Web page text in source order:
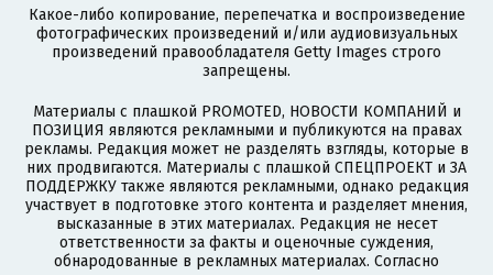
Какое-либо копирование, перепечатка и воспроизведение
фотографических произведений и/или аудиовизуальных
произведений правообладателя Getty Images строго
запрещены.
Материалы с плашкой PROMOTED, НОВОСТИ КОМПАНИЙ и
ПОЗИЦИЯ являются рекламными и публикуются на правах
рекламы. Редакция может не разделять взгляды, которые в
них продвигаются. Материалы с плашкой СПЕЦПРОЕКТ и ЗА
ПОДДЕРЖКУ также являются рекламными, однако редакция
участвует в подготовке этого контента и разделяет мнения,
высказанные в этих материалах. Редакция не несет
ответственности за факты и оценочные суждения,
обнародованные в рекламных материалах. Согласно